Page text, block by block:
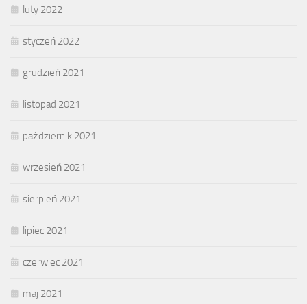
luty 2022
styczeń 2022
grudzień 2021
listopad 2021
październik 2021
wrzesień 2021
sierpień 2021
lipiec 2021
czerwiec 2021
maj 2021